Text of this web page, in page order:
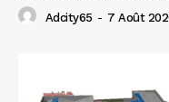
Adcity65 - 7 Août